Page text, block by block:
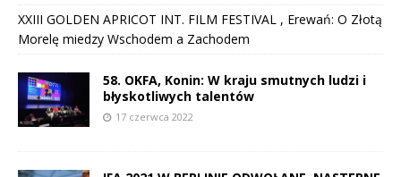
XXIII GOLDEN APRICOT INT. FILM FESTIVAL , Erewań: O Złotą
Morelę miedzy Wschodem a Zachodem
58. OKFA, Konin: W kraju smutnych ludzi i
błyskotliwych talentów
17 czerwca 2022